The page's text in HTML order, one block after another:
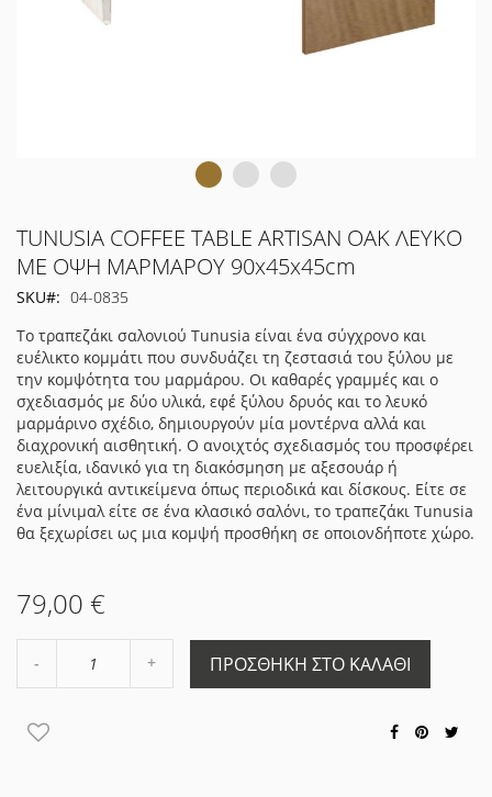
Μετάβαση
στην
αρχή
της
εικόνων
TUNUSIA COFFEE TABLE ARTISAN OAK ΛΕΥΚΟ
ΜΕ ΟΨΗ ΜΑΡΜΑΡΟΥ 90x45x45cm
SKU
04-0835
Το τραπεζάκι σαλονιού Tunusia είναι ένα σύγχρονο και
ευέλικτο κομμάτι που συνδυάζει τη ζεστασιά του ξύλου με
την κομψότητα του μαρμάρου. Οι καθαρές γραμμές και ο
σχεδιασμός με δύο υλικά, εφέ ξύλου δρυός και το λευκό
μαρμάρινο σχέδιο, δημιουργούν μία μοντέρνα αλλά και
διαχρονική αισθητική. Ο ανοιχτός σχεδιασμός του προσφέρει
ευελιξία, ιδανικό για τη διακόσμηση με αξεσουάρ ή
λειτουργικά αντικείμενα όπως περιοδικά και δίσκους. Είτε σε
ένα μίνιμαλ είτε σε ένα κλασικό σαλόνι, το τραπεζάκι Tunusia
θα ξεχωρίσει ως μια κομψή προσθήκη σε οποιονδήποτε χώρο.
79,00 €
κατά
1
Αύξηση
ΠΡΟΣΘΉΚΗ ΣΤΟ ΚΑΛΆΘΙ